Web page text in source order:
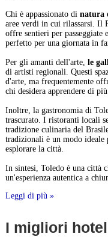
Chi è appassionato di natura
aree verdi in cui rilassarsi. Il
offre sentieri per passeggiate
perfetto per una giornata in
Per gli amanti dell'arte, le
di artisti regionali. Questi
d'arte, ma frequentemente
chi desidera apprendere di
Inoltre, la gastronomia di
trascurato. I ristoranti locali
tradizione culinaria del
tradizionali è un modo ideale
esplorare la città.
In sintesi, Toledo è una città
un'esperienza autentica a
Leggi di più »
I migliori